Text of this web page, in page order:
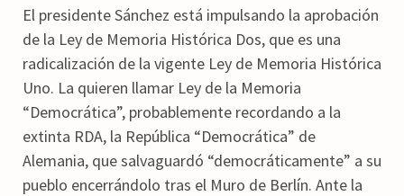
El presidente Sánchez está impulsando la aprobación
de la Ley de Memoria Histórica Dos, que es una
radicalización de la vigente Ley de Memoria Histórica
Uno. La quieren llamar Ley de la Memoria
“Democrática”, probablemente recordando a la
extinta RDA, la República “Democrática” de
Alemania, que salvaguardó “democráticamente” a su
pueblo encerrándolo tras el Muro de Berlín. Ante la